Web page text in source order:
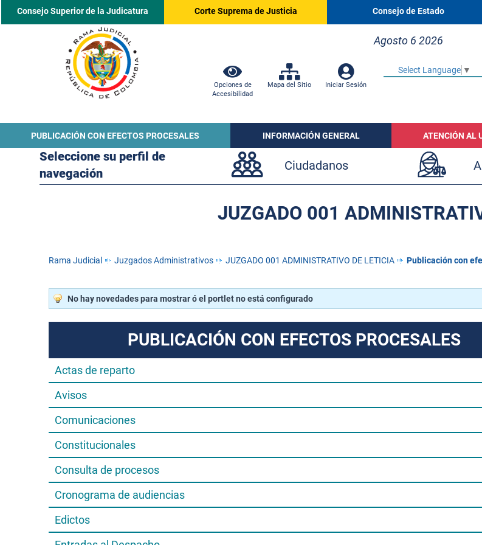
Consejo Superior de la Judicatura Corte Suprema de Justicia Consejo de Estado
Agosto 6 2026
Opciones de
Accesibilidad
Mapa del Sitio Iniciar Sesión
Select Language ▼
PUBLICACIÓN CON EFECTOS PROCESALES INFORMACIÓN GENERAL ATENCIÓN AL
Seleccione su perfil de
navegación
Ciudadanos
JUZGADO 001
Rama Judicial Juzgados Administrativos JUZGADO 001 ADMINISTRATIVO DE LETICIA Publicación con
No hay novedades para mostrar ó el portlet no está configurado
PUBLICACIÓN CON EFECTOS PROCESALES
Actas de reparto
Avisos
Comunicaciones
Constitucionales
Consulta de procesos
Cronograma de audiencias
Edictos